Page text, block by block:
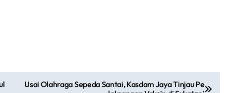
Usai Olahraga Sepeda Santai, Kasdam Jaya Tinjau Pe